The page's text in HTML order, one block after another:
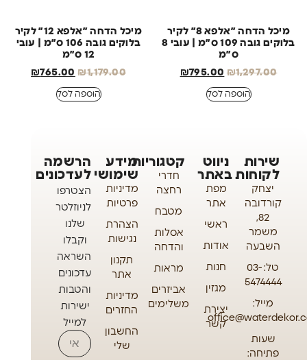
מיכל הדחה ״אלפא 8״ לקיר
בלוקים גובה 109 ס״מ | עובי 8
ס״מ
₪1,297.00
₪795.00
הוספה לסל
מיכל הדחה ״אלפא 12״ לקיר
בלוקים גובה 106 ס״מ | עובי
12 ס״מ
₪1,179.00
₪765.00
הוספה לסל
שירות
לקוחות
יצחק
קורדובה
82,
משמר
השבעה
טל: 03-
5474444
מייל:
שעות
פתיחה:
ניווט
באתר
מפת
אתר
ראשי
אודות
חנות
מגזין
יצירת
קשר
קטגוריות
חדרי
רחצה
מטבח
אסלות
והדחה
מראות
אביזרים
משלימים
מידע
שימושי
מדיניות
פרטיות
הצהרת
נגישות
תקנון
אתר
מדיניות
החזרים
החשבון
שלי
הרשמה
לעדכונים
הצטרפו
לניוזלטר
שלנו
וקבלו
השראה
עדכונים
והטבות
ישירות
למייל